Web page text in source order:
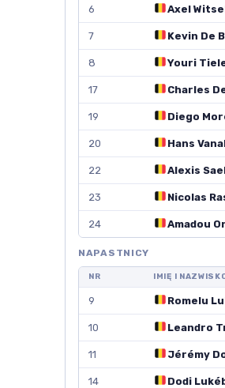
6 Axel
7 Kevin De
8 Youri
17 Charles
19 Diego
20 Hans
22 Alexis
23 Nicolas
24 Amadou
NAPASTNICY
NR IMIĘ I
9 Romelu
10 Leandro
11 Jérémy
14 Dodi